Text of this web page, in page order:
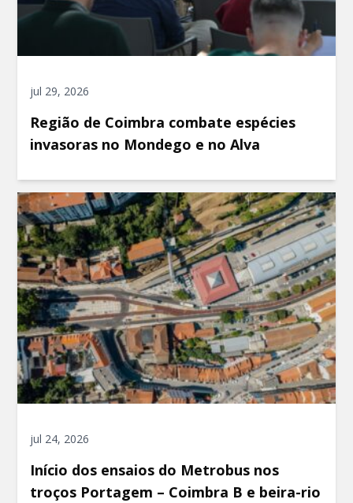
jul 29, 2026
Região de Coimbra combate espécies
invasoras no Mondego e no Alva
jul 24, 2026
Início dos ensaios do Metrobus nos
troços Portagem – Coimbra B e beira-rio